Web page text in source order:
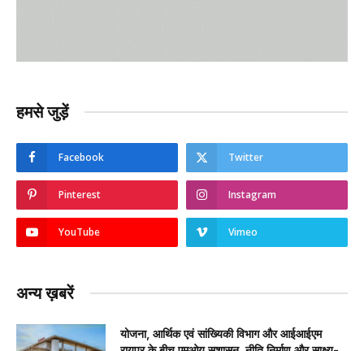
हमसे जुड़ें
Facebook Twitter
Pinterest Instagram
YouTube Vimeo
अन्य ख़बरें
योजना, आर्थिक एवं सांख्यिकी विभाग और आईआईएम